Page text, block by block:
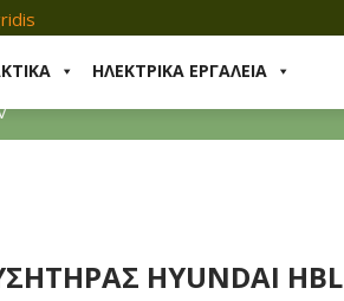
ΗΛΕΚΤΡΙΚΑ ΕΡΓΑΛΕΙΑ
HYUNDAI HBL